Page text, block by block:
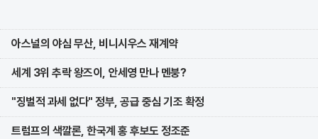
아스널의 야심 무산, 비니시우스 재계약
세계 3위 추락 왕즈이, 안세영 만나 멘붕?
"징벌적 과세 없다" 정부, 공급 중심 기조 확정
트럼프의 색깔론, 한국계 홍 후보도 정조준